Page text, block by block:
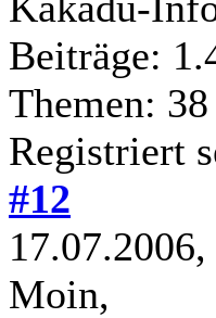
Beiträge:
Themen: 38
Registriert
#12
Moin,